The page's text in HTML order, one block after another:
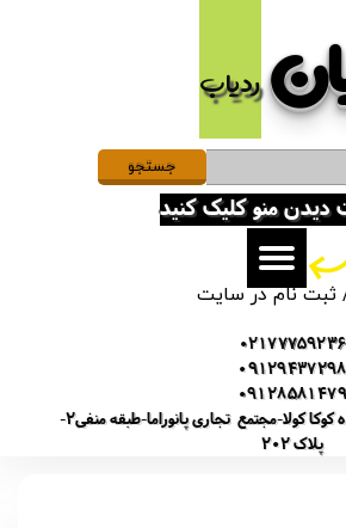
ردیاب
ثبت نام در سایت
02177759236
09129437298
تهران- خیابان پیروزی-چهارراه کوکا کولا-مجتمع تجاری پانوراما-طبقه منفی2-
پلاک 202
منو کلیک کنید
جستجو